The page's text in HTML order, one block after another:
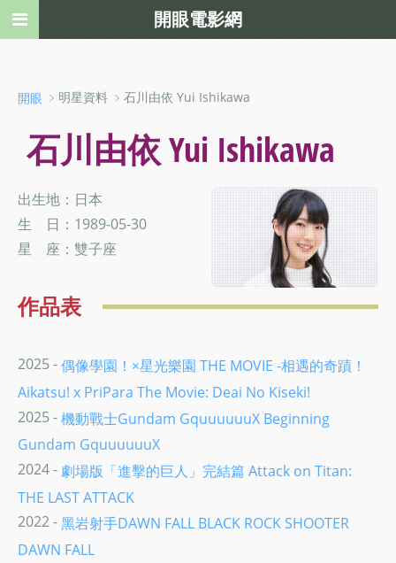
開眼 ﹥明星資料 ﹥石川由依 Yui Ishikawa
石川由依 Yui Ishikawa
出生地：日本
生 日：1989-05-30
星 座：雙子座
作品表
2025 -偶像學園！×星光樂園 THE MOVIE -相遇的奇蹟！
Aikatsu! x PriPara The Movie: Deai No Kiseki!
2025 -機動戰士Gundam GquuuuuuX Beginning
Gundam GquuuuuuX
2024 - 劇場版「進擊的巨人」完結篇 Attack on Titan:
THE LAST ATTACK
2022 -黑岩射手DAWN FALL BLACK ROCK SHOOTER
DAWN FALL
開眼電影網